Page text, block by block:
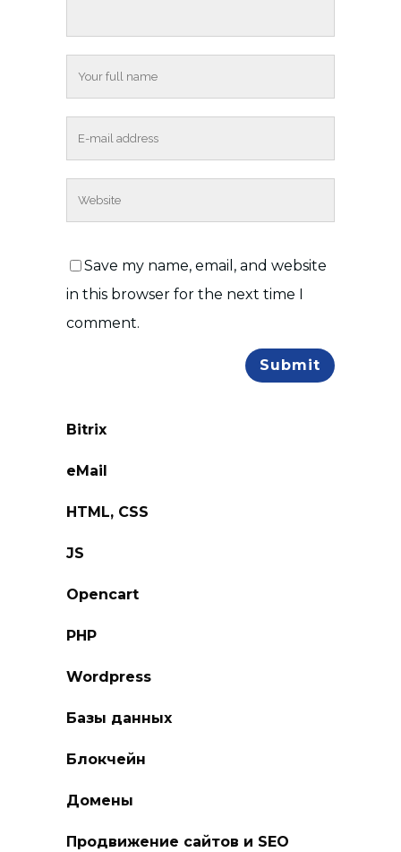
Save my name, email, and website
in this browser for the next time I
comment.
Bitrix
eMail
HTML, CSS
JS
Opencart
PHP
Wordpress
Базы данных
Блокчейн
Домены
Продвижение сайтов и SEO